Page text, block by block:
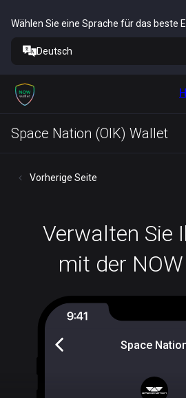
Wählen Sie eine Sprache für das beste
Deutsch
Space Nation (OIK) Wallet
Vorherige Seite
Verwalten Sie
mit der
Space